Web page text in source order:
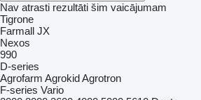
Nav atrasti rezultāti šim vaicājumam
Tigrone
Farmall JX
Nexos
990
D-series
Agrofarm AgrokidAgrotron
F-series Vario